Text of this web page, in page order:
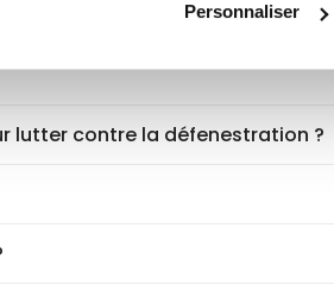
Personnaliser
?
lutter contre la défenestration ?